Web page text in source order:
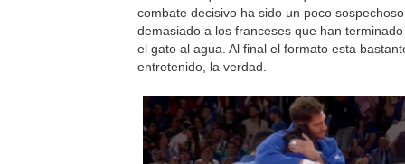
combate decisivo ha sido un poco
demasiado a los franceses que han
el gato al agua. Al final el formato esta
entretenido, la verdad.